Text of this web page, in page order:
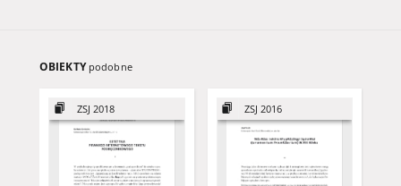
OBIEKTY podobne
ZSJ 2018 ZSJ 2016